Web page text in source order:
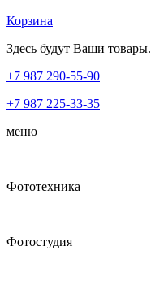
Корзина
Здесь будут Ваши товары.
+7 987 290-55-90
+7 987 225-33-35
меню
Фототехника
Фотостудия